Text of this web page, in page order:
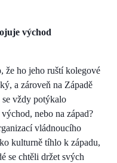
východ
že ho jeho ruští kolegové
a zároveň na Západě
vždy potýkalo
nebo na západ?
vládnoucího
kulturně tíhlo k západu,
se chtěli držet svých